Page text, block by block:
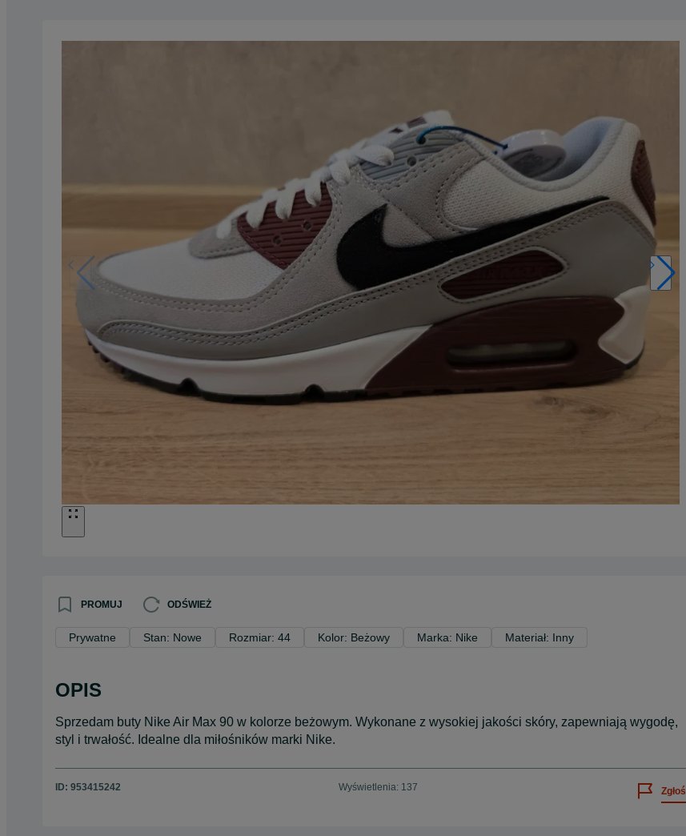
PROMUJ ODŚWIEŻ
Prywatne Stan: Nowe Rozmiar: 44 Kolor: Beżowy Marka: Nike Materiał: Inny
OPIS
Sprzedam buty Nike Air Max 90 w kolorze beżowym. Wykonane z wysokiej jakości skóry, zapewniają wygodę,
styl i trwałość. Idealne dla miłośników marki Nike.
ID: 953415242 Wyświetlenia: 137 Zgłoś